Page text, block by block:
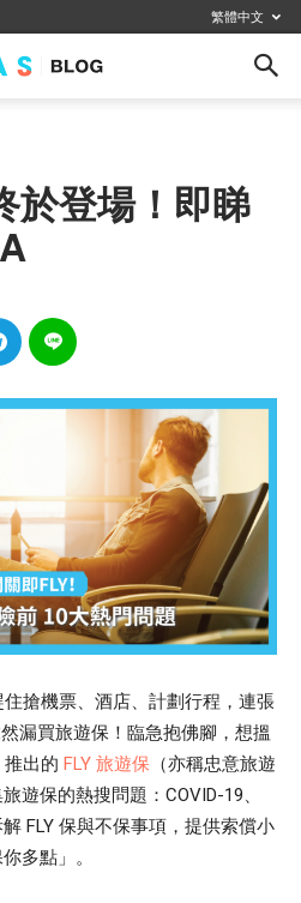
繁體中文
於登場！即睇
搶機票、酒店、計劃行程，連張
漏買旅遊保！臨急抱佛腳，想搵
推出的 FLY 旅遊保 （亦稱忠意旅遊
遊保的熱搜問題：COVID-19、
FLY 保與不保事項，提供索償小
多點」。